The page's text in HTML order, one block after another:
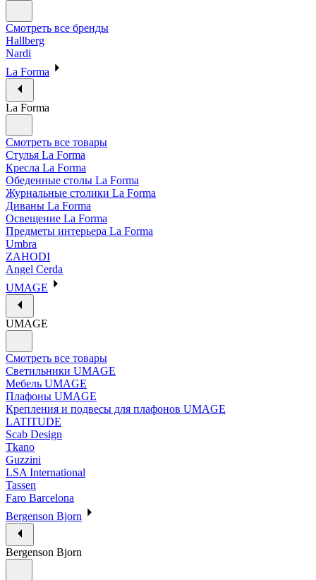
Смотреть все бренды
Hallberg
Nardi
La Forma
La Forma
Смотреть все товары
Стулья La Forma
Кресла La Forma
Обеденные столы La Forma
Журнальные столики La Forma
Диваны La Forma
Освещение La Forma
Предметы интерьера La Forma
Umbra
ZAHODI
Angel Cerda
UMAGE
UMAGE
Смотреть все товары
Светильники UMAGE
Мебель UMAGE
Плафоны UMAGE
Крепления и подвесы для плафонов UMAGE
LATITUDE
Scab Design
Tkano
Guzzini
LSA International
Tassen
Faro Barcelona
Bergenson Bjorn
Bergenson Bjorn